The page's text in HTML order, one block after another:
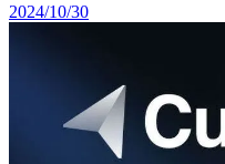
2024/10/30